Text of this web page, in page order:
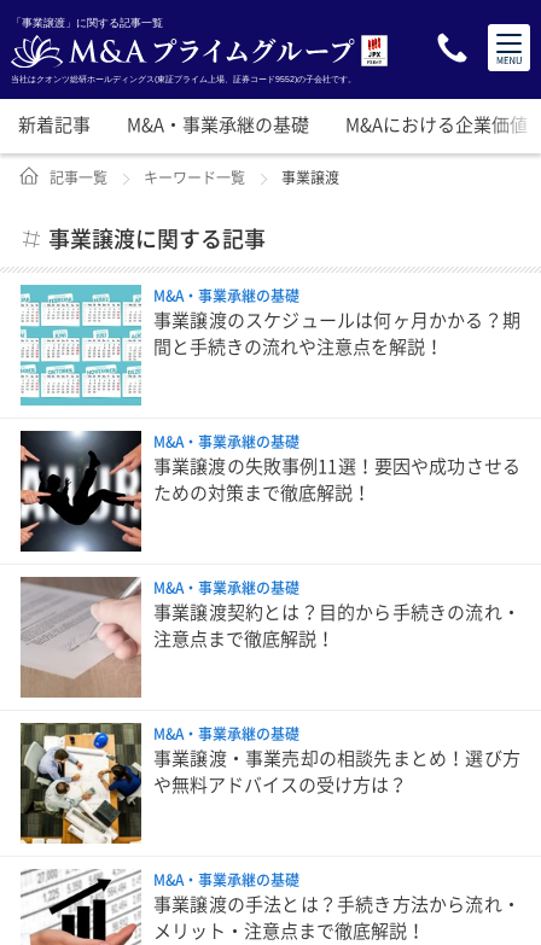
「事業譲渡」に関する記事一覧
当社はクオンツ総研ホールディングス(東証プライム上場、証券コード9552)の子会社です。
新着記事 M&A・事業承継の基礎 M&Aにおける企業価値
記事一覧 キーワード一覧 事業譲渡
事業譲渡に関する記事
M&A・事業承継の基礎
事業譲渡のスケジュールは何ヶ月かかる？期
間と手続きの流れや注意点を解説！
M&A・事業承継の基礎
事業譲渡の失敗事例11選！要因や成功させる
ための対策まで徹底解説！
M&A・事業承継の基礎
事業譲渡契約とは？目的から手続きの流れ・
注意点まで徹底解説！
M&A・事業承継の基礎
事業譲渡・事業売却の相談先まとめ！選び方
や無料アドバイスの受け方は？
M&A・事業承継の基礎
事業譲渡の手法とは？手続き方法から流れ・
メリット・注意点まで徹底解説！